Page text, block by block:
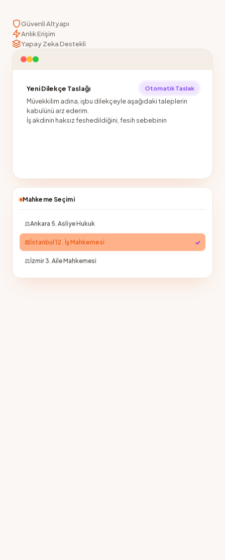
Anlık Erişim
Yapay Zeka Destekli
Otomatik Taslak
Müvekkilim adına, işbu dilekçeyle aşağıdaki taleplerin
kabulünü arz ederim.
İş akdinin haksız feshedildiğini, fesih sebebinin
bildirilmediğini i
Mahkeme Seçimi
⚖️Ankara 5. Asliye Hukuk
⚖️İstanbul 12. İş Mahkemesi ✓
⚖️İzmir 3. Aile Mahkemesi